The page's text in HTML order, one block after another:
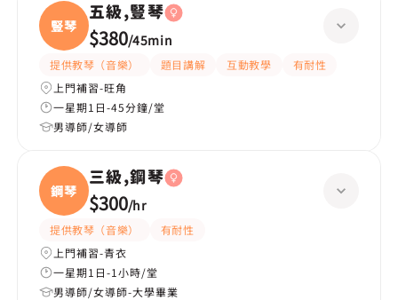
豎琴
五級,豎琴
$380/45min
提供教琴（音樂） 題目講解 互動教學
有耐性
上門補習-旺角
一星期1日-45分鐘/堂
男導師/女導師
鋼琴
三級,鋼琴
$300/hr
提供教琴（音樂）
有耐性
上門補習-青衣
一星期1日-1小時/堂
男導師/女導師-大學畢業